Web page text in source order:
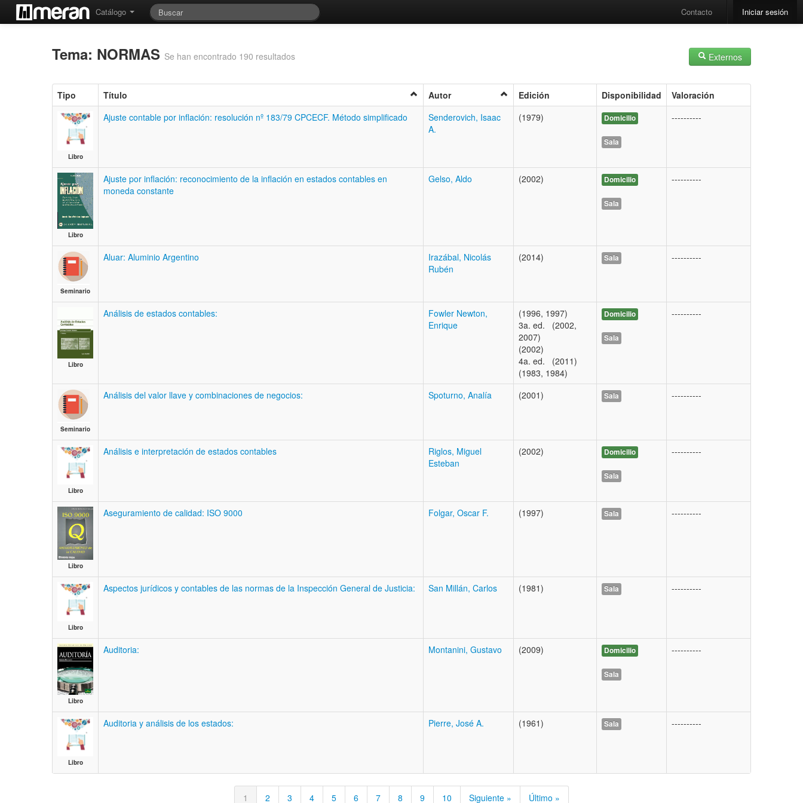
Catálogo Contacto Iniciar sesión
Externos
Tema: NORMAS Se han encontrado 190 resultados
Tipo Título Autor Edición Disponibilidad Valoración
Libro
Ajuste contable por inflación: resolución nº 183/79 CPCECF. Método simplificado
Senderovich, Isaac
A.
(1979) Domicilio
Sala
----------
Libro
Ajuste por inflación: reconocimiento de la inflación en estados contables en
moneda constante
Gelso, Aldo (2002) Domicilio
Sala
----------
Seminario
Aluar: Aluminio Argentino
Irazábal, Nicolás
Rubén
(2014) Sala ----------
Libro
Análisis de estados contables:
Fowler Newton,
Enrique
(1996, 1997)
3a. ed. (2002,
2007)
(2002)
4a. ed. (2011)
(1983, 1984)
Domicilio
Sala
----------
Seminario
Análisis del valor llave y combinaciones de negocios: Spoturno, Analía (2001) Sala ----------
Libro
Análisis e interpretación de estados contables
Riglos, Miguel
Esteban
(2002) Domicilio
Sala
----------
Libro
Aseguramiento de calidad: ISO 9000 Folgar, Oscar F. (1997) Sala ----------
Libro
Aspectos jurídicos y contables de las normas de la Inspección General de Justicia: San Millán, Carlos (1981) Sala ----------
Libro
Auditoria: Montanini, Gustavo (2009) Domicilio
Sala
----------
Libro
Auditoria y análisis de los estados: Pierre, José A. (1961) Sala ----------
1 2 3 4 5 6 7 8 9 10 Siguiente » Último »